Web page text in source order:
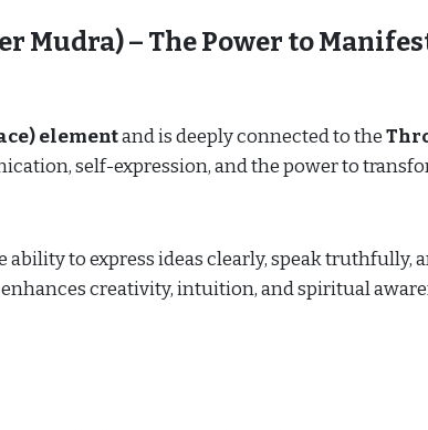
Mudra) – The Power to
elementand is deeply connected to the
self-expression, and the power to
to express ideas clearly, speak truthfully,
creativity, intuition, and spiritual